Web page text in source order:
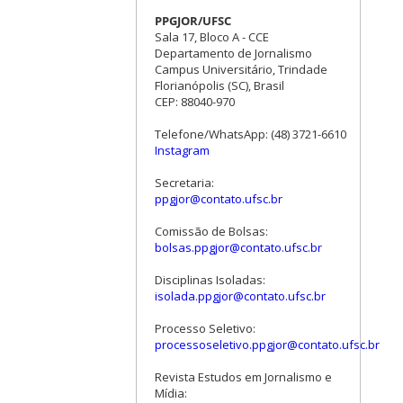
PPGJOR/UFSC
Sala 17, Bloco A - CCE
Departamento de Jornalismo
Campus Universitário, Trindade
Florianópolis (SC), Brasil
CEP: 88040-970
Telefone/WhatsApp: (48) 3721-6610
Instagram
Secretaria:
ppgjor@contato.ufsc.br
Comissão de Bolsas:
bolsas.ppgjor@contato.ufsc.br
Disciplinas Isoladas:
isolada.ppgjor@contato.ufsc.br
Processo Seletivo:
processoseletivo.ppgjor@contato.ufsc.br
Revista Estudos em Jornalismo e
Mídia: